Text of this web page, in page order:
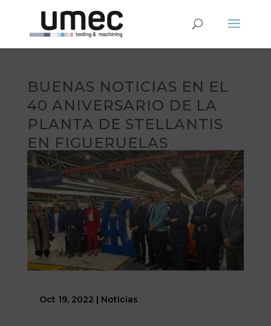
BUENAS NOTICIAS EN EL
40 ANIVERSARIO DE LA
PLANTA DE STELLANTIS
EN FIGUERUELAS
Oct 19, 2022 | Noticias